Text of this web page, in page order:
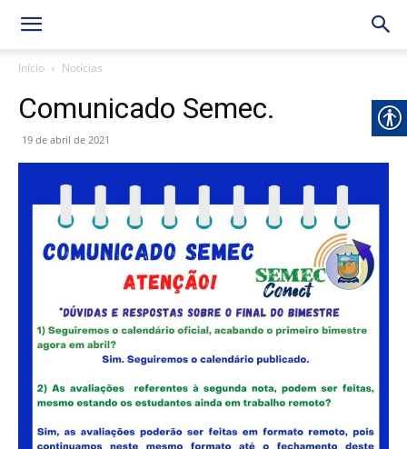
Início Notícias
Comunicado Semec.
19 de abril de 2021